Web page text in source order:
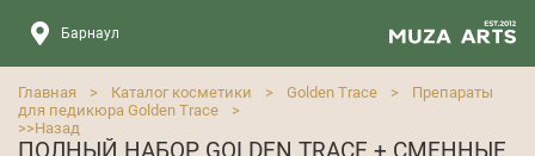
Барнаул
Главная > Каталог косметики > Golden Trace >
Препараты
для педикюра Golden Trace
>
>>Назад